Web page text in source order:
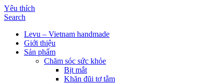
Yêu thích
Search
Levu – Vietnam handmade
Giới thiệu
Sản phẩm
Chăm sóc sức khỏe
Bịt mắt
Khăn đũi tơ tằm